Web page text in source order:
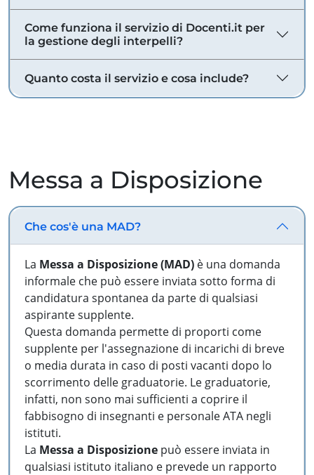
Come funziona il servizio di Docenti.it per
la gestione degli interpelli?
Quanto costa il servizio e cosa include?
Messa a Disposizione
Che cos'è una MAD?
La Messa a Disposizione (MAD) è una domanda
informale che può essere inviata sotto forma di
candidatura spontanea da parte di qualsiasi
aspirante supplente.
Questa domanda permette di proporti come
supplente per l'assegnazione di incarichi di breve
o media durata in caso di posti vacanti dopo lo
scorrimento delle graduatorie. Le graduatorie,
infatti, non sono mai sufficienti a coprire il
fabbisogno di insegnanti e personale ATA negli
istituti.
La Messa a Disposizione può essere inviata in
qualsiasi istituto italiano e prevede un rapporto